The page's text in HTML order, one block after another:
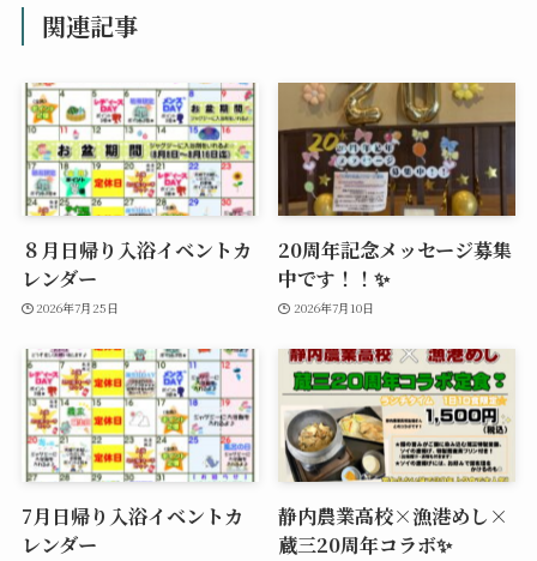
関連記事
８月日帰り入浴イベントカ
レンダー
2026年7月25日
20周年記念メッセージ募集
中です！！✨
2026年7月10日
7月日帰り入浴イベントカ
レンダー
静内農業高校×漁港めし×
蔵三20周年コラボ✨